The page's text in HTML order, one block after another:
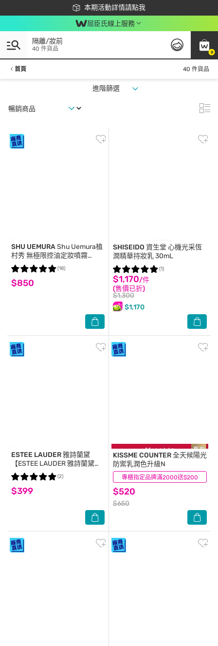
本期活動詳情請點我
下載app最高回饋$350
屈臣氏線上服務
0
隔離/妝前
40 件貨品
首頁 40 件貨品
進階篩選
SHU UEMURAShu Uemura植
村秀 無極限控油定妝噴霧
100ml
$850
(18)
SHISEIDO 資生堂 心機光采恆
潤精華持妝乳 30mL
$1,170/件
(售價已折)
$1,300
$1,170
(1)
ESTEE LAUDER 雅詩蘭黛
【ESTEE LAUDER 雅詩蘭黛】
粉持久完美持妝粉底
7ml(1W1)+粉持久天生美肌乖乖
乳5ml 公司貨 粉底液
$399
(2) 專櫃指定品牌滿2000送$200
KISSME COUNTER全天候陽光
防禦乳潤色升級N
$520
$650
(0)